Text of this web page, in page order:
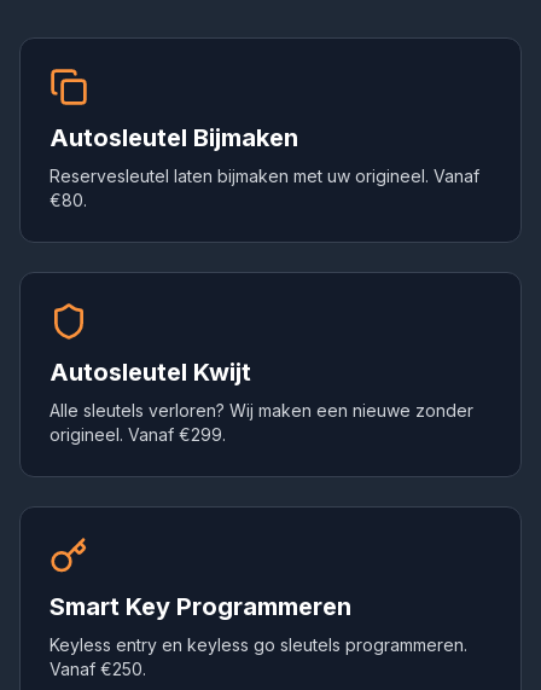
Autosleutel Bijmaken
Reservesleutel laten bijmaken met uw origineel. Vanaf
€80.
Autosleutel Kwijt
Alle sleutels verloren? Wij maken een nieuwe zonder
origineel. Vanaf €299.
Smart Key Programmeren
Keyless entry en keyless go sleutels programmeren.
Vanaf €250.